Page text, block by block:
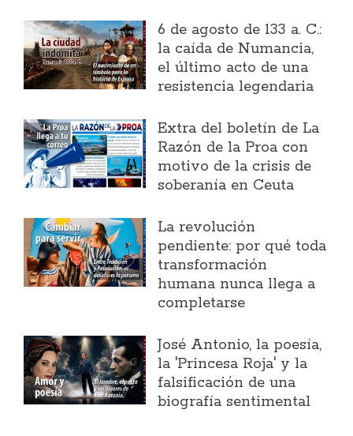
6 de agosto de 133 a. C.:
la caída de Numancia,
el último acto de una
resistencia legendaria
Extra del boletín de La
Razón de la Proa con
motivo de la crisis de
soberanía en Ceuta
La revolución
pendiente: por qué toda
transformación
humana nunca llega a
completarse
José Antonio, la poesía,
la 'Princesa Roja' y la
falsificación de una
biografía sentimental